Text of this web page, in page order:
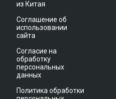
из Китая
Соглашение об
использовании
сайта
Согласие на
обработку
персональных
данных
Политика обработки